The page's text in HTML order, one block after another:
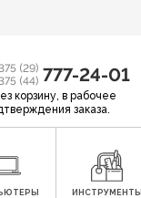
(29)
(44) 777-24-01
корзину, в рабочее
заказа.
ИНСТРУМЕНТЫ